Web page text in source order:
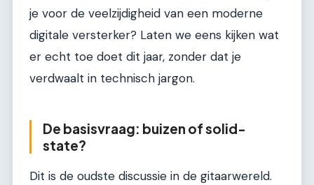
je voor de veelzijdigheid van een moderne
digitale versterker? Laten we eens kijken wat
er echt toe doet dit jaar, zonder dat je
verdwaalt in technisch jargon.
De basisvraag: buizen of solid-
state?
Dit is de oudste discussie in de gitaarwereld.